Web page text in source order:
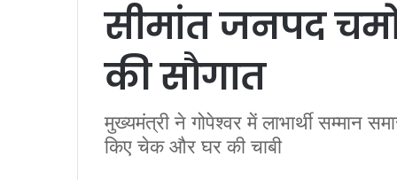
सीमांत जनपद
की सौगात
मुख्यमंत्री ने गोपेश्वर में लाभार्थी सम्मान
किए चेक और घर की चाबी